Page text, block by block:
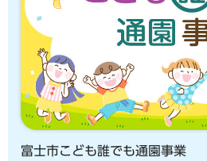
富士市こども誰でも通園事業